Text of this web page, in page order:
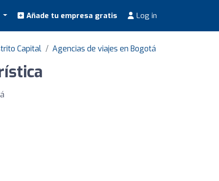
Añade tu empresa gratis Log in
Capital Agencias de viajes en Bogotá